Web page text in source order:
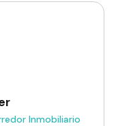
Inmobiliario